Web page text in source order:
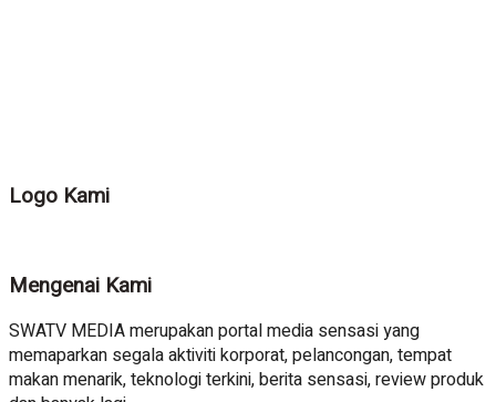
Logo Kami
Mengenai Kami
SWATV MEDIA merupakan portal media sensasi yang
memaparkan segala aktiviti korporat, pelancongan, tempat
makan menarik, teknologi terkini, berita sensasi, review produk